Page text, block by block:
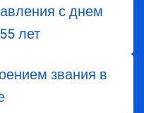
с днем
лет
звания в